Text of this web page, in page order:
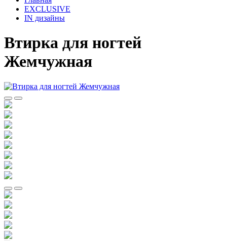
EXCLUSIVE
IN дизайны
Втирка для ногтей
Жемчужная